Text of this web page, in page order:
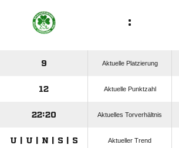
:
9 Aktuelle Platzierung
12 Aktuelle Punktzahl
22:20 Aktuelles Torverhältnis
U | U | N | S | S Aktueller Trend